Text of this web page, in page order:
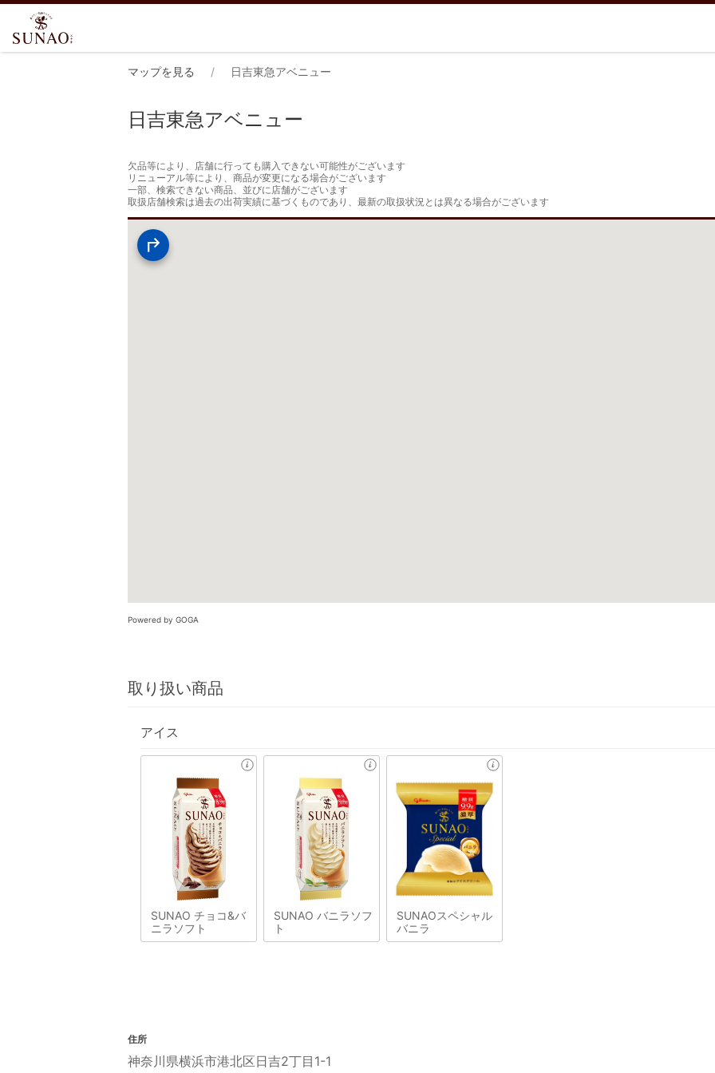
マップを見る 日吉東急アベニュー
日吉東急アベニュー
欠品等により、店舗に行っても購入できない可能性がございます
リニューアル等により、商品が変更になる場合がございます
一部、検索できない商品、並びに店舗がございます
取扱店舗検索は過去の出荷実績に基づくものであり、最新の取扱状況とは異なる場合がございます
Powered by GOGA
取り扱い商品
アイス
SUNAO チョコ&バ
ニラソフト
SUNAO バニラソフ
ト
SUNAOスペシャル
バニラ
住所
神奈川県横浜市港北区日吉2丁目1-1